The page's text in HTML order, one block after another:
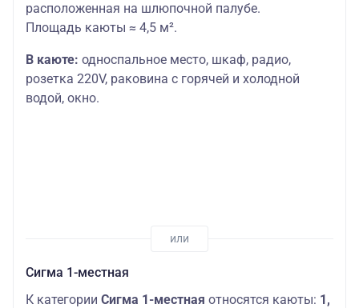
расположенная на шлюпочной палубе.
Площадь каюты ≈ 4,5 м².
В каюте: односпальное место, шкаф, радио,
розетка 220V, раковина с горячей и холодной
водой, окно.
Сигма 1-местная
К категории Сигма 1-местная относятся каюты: 1,